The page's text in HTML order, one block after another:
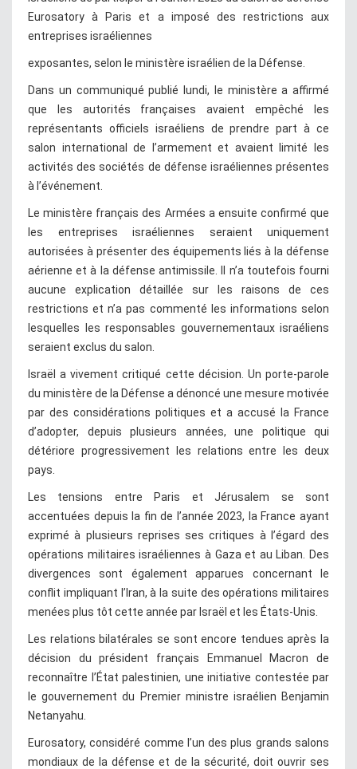
Eurosatory à Paris et a imposé des restrictions aux
entreprises israéliennes
exposantes, selon le ministère israélien de la Défense.
Dans un communiqué publié lundi, le ministère a affirmé
que les autorités françaises avaient empêché les
représentants officiels israéliens de prendre part à ce
salon international de l’armement et avaient limité les
activités des sociétés de défense israéliennes présentes
à l’événement.
Le ministère français des Armées a ensuite confirmé que
les entreprises israéliennes seraient uniquement
autorisées à présenter des équipements liés à la défense
aérienne et à la défense antimissile. Il n’a toutefois fourni
aucune explication détaillée sur les raisons de ces
restrictions et n’a pas commenté les informations selon
lesquelles les responsables gouvernementaux israéliens
seraient exclus du salon.
Israël a vivement critiqué cette décision. Un porte-parole
du ministère de la Défense a dénoncé une mesure motivée
par des considérations politiques et a accusé la France
d’adopter, depuis plusieurs années, une politique qui
détériore progressivement les relations entre les deux
pays.
Les tensions entre Paris et Jérusalem se sont
accentuées depuis la fin de l’année 2023, la France ayant
exprimé à plusieurs reprises ses critiques à l’égard des
opérations militaires israéliennes à Gaza et au Liban. Des
divergences sont également apparues concernant le
conflit impliquant l’Iran, à la suite des opérations militaires
menées plus tôt cette année par Israël et les États-Unis.
Les relations bilatérales se sont encore tendues après la
décision du président français Emmanuel Macron de
reconnaître l’État palestinien, une initiative contestée par
le gouvernement du Premier ministre israélien Benjamin
Netanyahu.
Eurosatory, considéré comme l’un des plus grands salons
mondiaux de la défense et de la sécurité, doit ouvrir ses